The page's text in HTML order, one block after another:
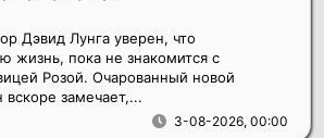
3-08-2026, 00:00
Дэвид Лунга уверен, что
жизнь, пока не знакомится с
Розой. Очарованный новой
замечает,...